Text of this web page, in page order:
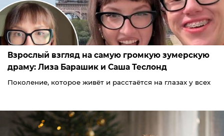
Взрослый взгляд на самую громкую зумерскую
драму: Лиза Барашик и Саша Теслонд
Поколение, которое живёт и расстаётся на глазах у всех